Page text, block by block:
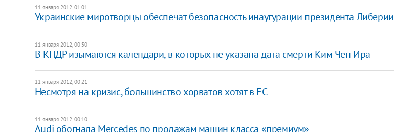
11 января 2012, 01:01
​Украинские миротворцы обеспечат безопасность инаугурации президента Либерии
11 января 2012, 00:30
В КНДР изымаются календари, в которых не указана дата смерти Ким Чен Ира
11 января 2012, 00:21
​Несмотря на кризис, большинство хорватов хотят в ЕС
11 января 2012, 00:10
Audi обогнала Mercedes по продажам машин класса «премиум»